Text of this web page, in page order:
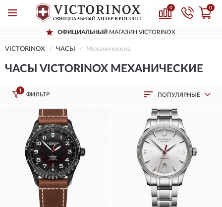
0 0
ОФИЦИАЛЬНЫЙ МАГАЗИН VICTORINOX
VICTORINOX ЧАСЫ Механические
ЧАСЫ VICTORINOX МЕХАНИЧЕСКИЕ
1
ФИЛЬТР ПОПУЛЯРНЫЕ